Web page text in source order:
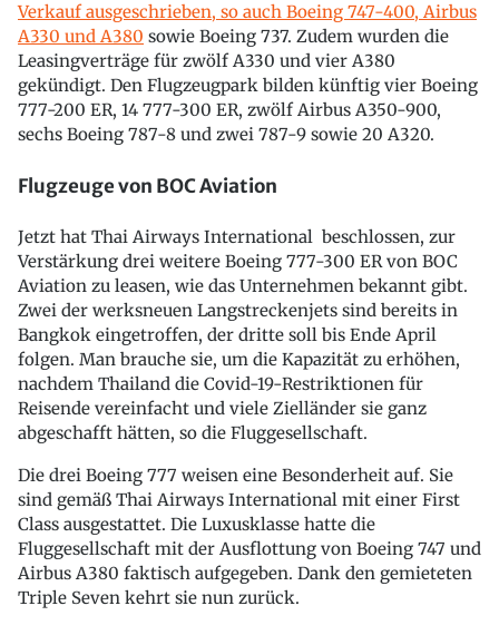
Verkauf ausgeschrieben, so auch Boeing 747-400, Airbus
A330 und A380 sowie Boeing 737. Zudem wurden die
Leasingverträge für zwölf A330 und vier A380
gekündigt. Den Flugzeugpark bilden künftig vier Boeing
777-200 ER, 14 777-300 ER, zwölf Airbus A350-900,
sechs Boeing 787-8 und zwei 787-9 sowie 20 A320.
Flugzeuge von BOC Aviation
Jetzt hat Thai Airways International beschlossen, zur
Verstärkung drei weitere Boeing 777-300 ER von BOC
Aviation zu leasen, wie das Unternehmen bekannt gibt.
Zwei der werksneuen Langstreckenjets sind bereits in
Bangkok eingetroffen, der dritte soll bis Ende April
folgen. Man brauche sie, um die Kapazität zu erhöhen,
nachdem Thailand die Covid-19-Restriktionen für
Reisende vereinfacht und viele Zielländer sie ganz
abgeschafft hätten, so die Fluggesellschaft.
Die drei Boeing 777 weisen eine Besonderheit auf. Sie
sind gemäß Thai Airways International mit einer First
Class ausgestattet. Die Luxusklasse hatte die
Fluggesellschaft mit der Ausflottung von Boeing 747 und
Airbus A380 faktisch aufgegeben. Dank den gemieteten
Triple Seven kehrt sie nun zurück.